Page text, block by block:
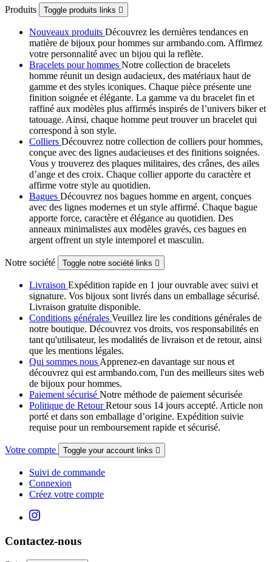
Produits Toggle produits links 
Nouveaux produits Découvrez les dernières tendances en
matière de bijoux pour hommes sur armbando.com. Affirmez
votre personnalité avec un bijou qui la reflète.
Bracelets pour hommes Notre collection de bracelets
homme réunit un design audacieux, des matériaux haut de
gamme et des styles iconiques. Chaque pièce présente une
finition soignée et élégante. La gamme va du bracelet fin et
raffiné aux modèles plus affirmés inspirés de l’univers biker et
tatouage. Ainsi, chaque homme peut trouver un bracelet qui
correspond à son style.
Colliers Découvrez notre collection de colliers pour hommes,
conçue avec des lignes audacieuses et des finitions soignées.
Vous y trouverez des plaques militaires, des crânes, des ailes
d’ange et des croix. Chaque collier apporte du caractère et
affirme votre style au quotidien.
Bagues Découvrez nos bagues homme en argent, conçues
avec des lignes modernes et un style affirmé. Chaque bague
apporte force, caractère et élégance au quotidien. Des
anneaux minimalistes aux modèles gravés, ces bagues en
argent offrent un style intemporel et masculin.
Notre société Toggle notre société links 
Livraison Expédition rapide en 1 jour ouvrable avec suivi et
signature. Vos bijoux sont livrés dans un emballage sécurisé.
Livraison gratuite disponible.
Conditions générales Veuillez lire les conditions générales de
notre boutique. Découvrez vos droits, vos responsabilités en
tant qu'utilisateur, les modalités de livraison et de retour, ainsi
que les mentions légales.
Qui sommes nous Apprenez-en davantage sur nous et
découvrez qui est armbando.com, l'un des meilleurs sites web
de bijoux pour hommes.
Paiement sécurisé Notre méthode de paiement sécurisée
Politique de RetourRetour sous 14 jours accepté. Article non
porté et dans son emballage d’origine. Expédition suivie
requise pour un remboursement rapide et sécurisé.
Votre compte Toggle your account links 
Suivi de commande
Connexion
Créez votre compte
Contactez-nous